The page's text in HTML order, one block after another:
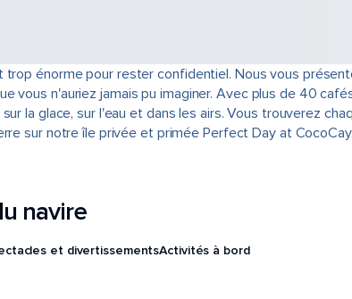
trop énorme pour rester confidentiel. Nous vous
vous n'auriez jamais pu imaginer. Avec plus de 40
la glace, sur l'eau et dans les airs. Vous trouverez
sur notre île privée et primée Perfect Day at
navire
et divertissementsActivités à bord